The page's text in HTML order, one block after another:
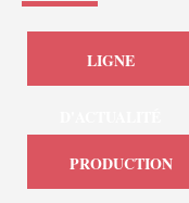
LIGNE
PRODUCTION